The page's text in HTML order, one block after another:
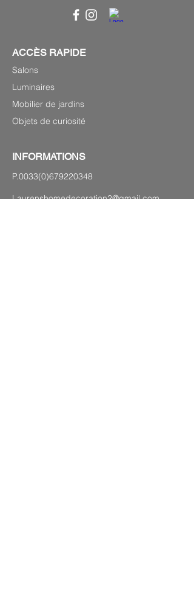
ACCÈS RAPIDE
Salons
Luminaires
Mobilier de jardins
Objets de curiosité
INFORMATIONS
P.0033(0)679220348
Laurenshomedecoration2@gmail.com